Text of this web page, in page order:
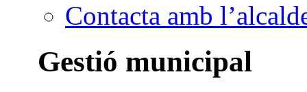
Contacta amb
Gestió municipal